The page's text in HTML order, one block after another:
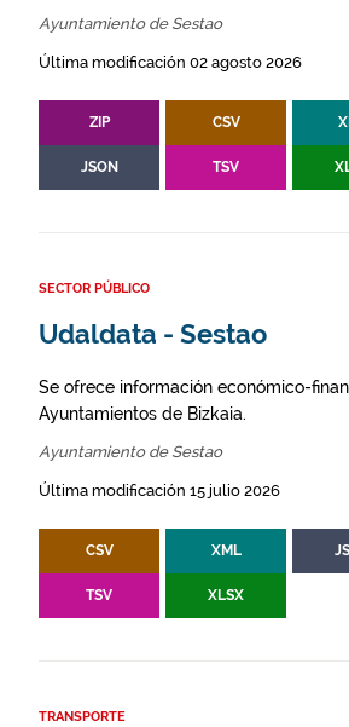
Ayuntamiento de Sestao
Última modificación 02 agosto 2026
ZIP CSV
JSON TSV
SECTOR PÚBLICO
Udaldata - Sestao
Se ofrece información económico-
Ayuntamientos de Bizkaia.
Ayuntamiento de Sestao
Última modificación 15 julio 2026
CSV XML
TSV XLSX
TRANSPORTE